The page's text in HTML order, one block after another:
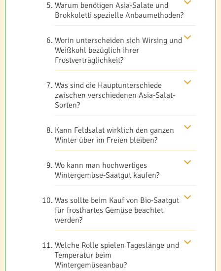
Warum benötigen Asia-Salate und
Brokkoletti spezielle Anbaumethoden?
Worin unterscheiden sich Wirsing und
Weißkohl bezüglich ihrer
Frostverträglichkeit?
Was sind die Hauptunterschiede
zwischen verschiedenen Asia-Salat-
Sorten?
Kann Feldsalat wirklich den ganzen
Winter über im Freien bleiben?
Wo kann man hochwertiges
Wintergemüse-Saatgut kaufen?
Was sollte beim Kauf von Bio-Saatgut
für frosthartes Gemüse beachtet
werden?
Welche Rolle spielen Tageslänge und
Temperatur beim
Wintergemüseanbau?